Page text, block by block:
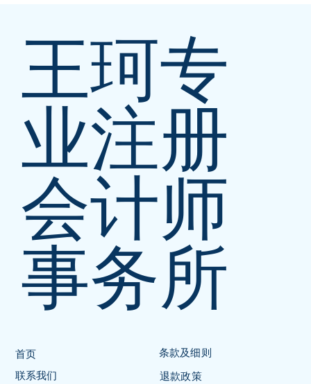
王珂专
业注册
会计师
事务所
首页
联系我们
条款及细则
退款政策